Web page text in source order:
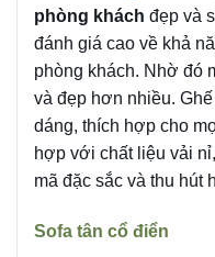
phòng khách đẹp và
đánh giá cao về khả
phòng khách. Nhờ đó
và đẹp hơn nhiều.
dáng, thích hợp cho
hợp với chất liệu vải
mã đặc sắc và thu hút
Sofa tân cổ điển